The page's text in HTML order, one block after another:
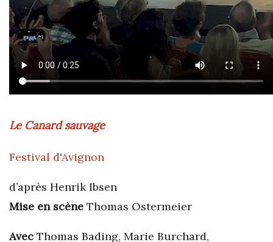
Le Canard sauvage
Festival d'Avignon
d’après Henrik Ibsen
Mise en scène Thomas Ostermeier
Avec Thomas Bading, Marie Burchard,